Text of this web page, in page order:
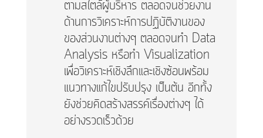
ตามสไตล์ผู้บริหาร ตลอดจนช่วยงาน
ด้านการวิเคราะห์การปฏิบัติงานของ
ของส่วนงานต่างๆ ตลอดจนทำ Data
Analysis หรือทำ Visualization
เพื่อวิเคราะห์เชิงลึกและเชิงซ้อนพร้อม
แนวทางแก้ไขปรับปรุง เป็นต้น อีกทั้ง
ยังช่วยคิดสร้างสรรค์เรื่องต่างๆ ได้
อย่างรวดเร็วด้วย